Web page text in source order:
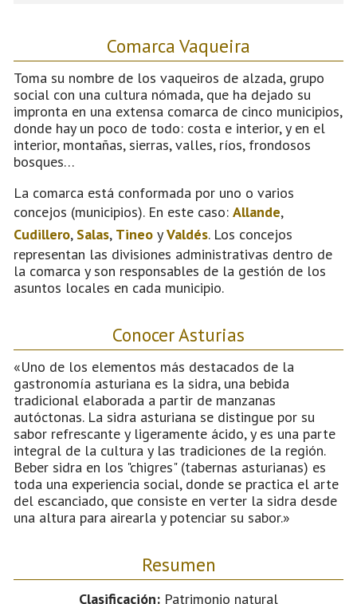
Comarca Vaqueira
Toma su nombre de los vaqueiros de alzada, grupo
social con una cultura nómada, que ha dejado su
impronta en una extensa comarca de cinco municipios,
donde hay un poco de todo: costa e interior, y en el
interior, montañas, sierras, valles, ríos, frondosos
bosques…
La comarca está conformada por uno o varios
concejos (municipios). En este caso: Allande,
Cudillero, Salas, Tineo yValdés. Los concejos
representan las divisiones administrativas dentro de
la comarca y son responsables de la gestión de los
asuntos locales en cada municipio.
Conocer Asturias
«Uno de los elementos más destacados de la
gastronomía asturiana es la sidra, una bebida
tradicional elaborada a partir de manzanas
autóctonas. La sidra asturiana se distingue por su
sabor refrescante y ligeramente ácido, y es una parte
integral de la cultura y las tradiciones de la región.
Beber sidra en los "chigres" (tabernas asturianas) es
toda una experiencia social, donde se practica el arte
del escanciado, que consiste en verter la sidra desde
una altura para airearla y potenciar su sabor.»
Resumen
Clasificación: Patrimonio natural